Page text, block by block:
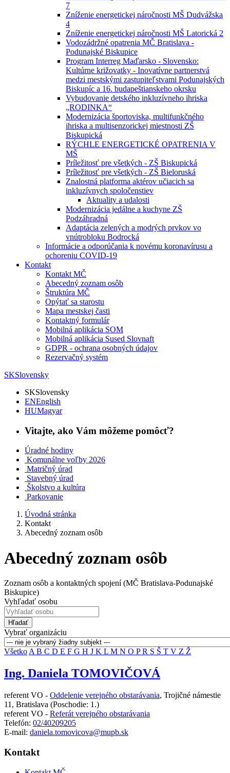
7
Zníženie energetickej náročnosti MŠ Dudvážska
4
Zníženie energetickej náročnosti MŠ Latorická 2
Vodozádržné opatrenia MČ Bratislava -
Podunajské Biskupice
Program Interreg Maďarsko - Slovensko:
Kultúrne križovatky - Inovatívne partnerstvá
medzi mestskými zastupiteľstvami Podunajských
Biskupíc a 16. budapeštianskeho okrsku
Vybudovanie detského inkluzívneho ihriska
„RODINKA“
Modernizácia športoviska, multifunkčného
ihriska a multisenzorickej miestnosti ZŠ
Biskupická
RÝCHLE ENERGETICKÉ OPATRENIA V
MŠ
Príležitosť pre všetkých - ZŠ Biskupická
Príležitosť pre všetkých - ZŠ Bieloruská
Znalostná platforma aktérov učiacich sa
inkluzívnych spoločenstiev
Aktuality a udalosti
Modernizácia jedálne a kuchyne ZŠ
Podzáhradná
Adaptácia zelených a modrých prvkov vo
vnútrobloku Bodrocká
Informácie a odporúčania k novému koronavírusu a
ochoreniu COVID-19
Kontakt
Kontakt MČ
Abecedný zoznam osôb
Štruktúra MČ
Opýtať sa starostu
Mapa mestskej časti
Kontaktný formulár
Mobilná aplikácia SOM
Mobilná aplikácia Sused Slovnaft
GDPR - ochrana osobných údajov
Rezervačný systém
SKSlovensky
SKSlovensky
ENEnglish
HUMagyar
Vitajte, ako Vám môžeme pomôcť?
Úradné hodiny
Komunálne voľby 2026
Matričný úrad
Stavebný úrad
Školstvo a kultúra
Parkovanie
Úvodná stránka
Kontakt
Abecedný zoznam osôb
Abecedný zoznam osôb
Zoznam osôb a kontaktných spojení (MČ Bratislava-Podunajské
Biskupice)
Vyhľadať osobu
Hľadať
Vybrať organizáciu
Všetko A B C D E F G H J K L M N O PR S Š T V Z Ž
Ing. Daniela TOMOVIČOVÁ
referent VO - Oddelenie verejného obstarávania, Trojičné námestie
11, Bratislava (Poschodie: 1.)
referent VO - Referát verejného obstarávania
Telefón: 02/40209205
E-mail: daniela.tomovicova@mupb.sk
Kontakt